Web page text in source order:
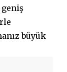
geniş
büyük